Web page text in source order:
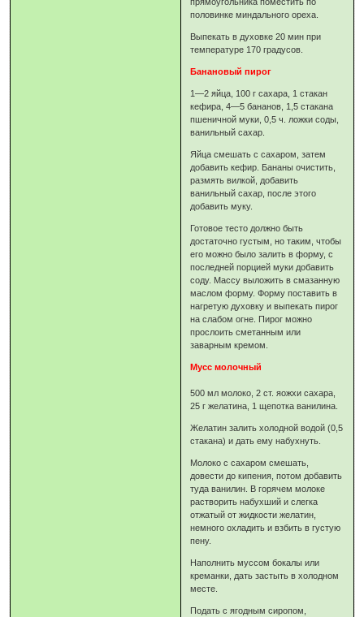
половинке миндального ореха.
Выпекать в духовке 20 мин при
температуре 170 градусов.
Банановый пирог
1—2 яйца, 100 г сахара, 1 стакан
кефира, 4—5 бананов, 1,5 стакана
пшеничной муки, 0,5 ч. ложки соды,
ванильный сахар.
Яйца смешать с сахаром, затем
добавить кефир. Бананы очистить,
размять вилкой, добавить
ванильный сахар, после этого
добавить муку.
Готовое тесто должно быть
достаточно густым, но таким, чтобы
его можно было залить в форму, с
последней порцией муки добавить
соду. Массу выложить в смазанную
маслом форму. Форму поставить в
нагретую духовку и выпекать пирог
на слабом огне. Пирог можно
прослоить сметанным или
заварным кремом.
Мусс молочный
500 мл молоко, 2 ст. яожхи сахара,
25 г желатина, 1 щепотка ванилина.
Желатин залить холодной водой (0,5
стакана) и дать ему набухнуть.
Молоко с сахаром смешать,
довести до кипения, потом добавить
туда ванилин. В горячем молоке
растворить набухший и слегка
отжатый от жидкости желатин,
немного охладить и взбить в густую
пену.
Наполнить муссом бокалы или
креманки, дать застыть в холодном
месте.
Подать с ягодным сиропом,